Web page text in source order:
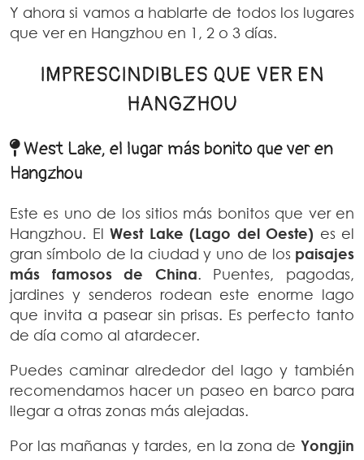
Y ahora si vamos a hablarte de todos los lugares
que ver en Hangzhou en 1, 2 o 3 días.
IMPRESCINDIBLES QUE VER EN
HANGZHOU
West Lake, el lugar más bonito que ver en
Hangzhou
Este es uno de los sitios más bonitos que ver en
Hangzhou. El West Lake (Lago del Oeste) es el
gran símbolo de la ciudad y uno de los paisajes
más famosos de China. Puentes, pagodas,
jardines y senderos rodean este enorme lago
que invita a pasear sin prisas. Es perfecto tanto
de día como al atardecer.
Puedes caminar alrededor del lago y también
recomendamos hacer un paseo en barco para
llegar a otras zonas más alejadas.
Por las mañanas y tardes, en la zona de Yongjin